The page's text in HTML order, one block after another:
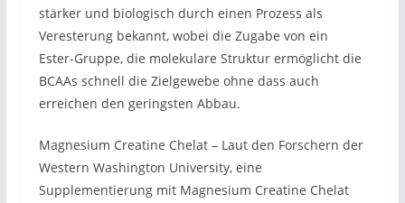
stärker und biologisch durch einen Prozess als
Veresterung bekannt, wobei die Zugabe von ein
Ester-Gruppe, die molekulare Struktur ermöglicht die
BCAAs schnell die Zielgewebe ohne dass auch
erreichen den geringsten Abbau.
Magnesium Creatine Chelat – Laut den Forschern der
Western Washington University, eine
Supplementierung mit Magnesium Creatine Chelat